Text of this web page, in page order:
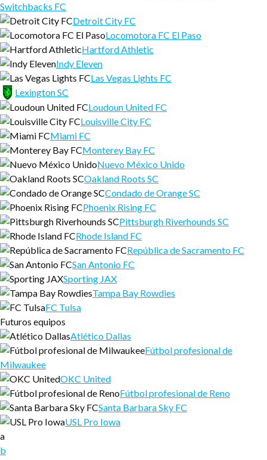
Switchbacks FC
Detroit City FC
Locomotora FC El Paso
Hartford Athletic
Indy Eleven
Las Vegas Lights FC
Lexington SC
Loudoun United FC
Louisville City FC
Miami FC
Monterey Bay FC
Nuevo México Unido
Oakland Roots SC
Condado de Orange SC
Phoenix Rising FC
Pittsburgh Riverhounds SC
Rhode Island FC
República de Sacramento FC
San Antonio FC
Sporting JAX
Tampa Bay Rowdies
FC Tulsa
Futuros equipos
Atlético Dallas
Fútbol profesional de
Milwaukee
OKC United
Fútbol profesional de Reno
Santa Barbara Sky FC
USL Pro Iowa
a
b